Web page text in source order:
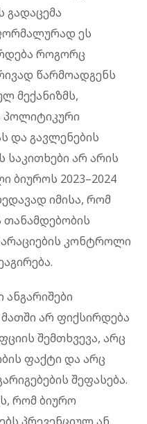
გადაცემა
ეს
როგორც
წარმოადგენს
მექანიზმს,
პოლიტიკური
და გავლენების
საკითხები არ არის
ბიუროს 2023–2024
იმისა, რომ
კონტროლი
არ ფიქსირდება
შემთხვევა, არც
ფაქტი და არც
შეფასება.
რომ ბიურო